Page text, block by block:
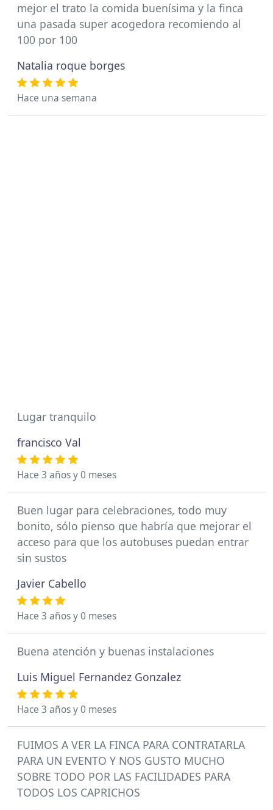
mejor el trato la comida buenísima y la finca
una pasada super acogedora recomiendo al
100 por 100
Natalia roque borges
Hace una semana
Lugar tranquilo
francisco Val
Hace 3 años y 0 meses
Buen lugar para celebraciones, todo muy
bonito, sólo pienso que habría que mejorar el
acceso para que los autobuses puedan entrar
sin sustos
Javier Cabello
Hace 3 años y 0 meses
Buena atención y buenas instalaciones
Luis Miguel Fernandez Gonzalez
Hace 3 años y 0 meses
FUIMOS A VER LA FINCA PARA CONTRATARLA
PARA UN EVENTO Y NOS GUSTO MUCHO
SOBRE TODO POR LAS FACILIDADES PARA
TODOS LOS CAPRICHOS